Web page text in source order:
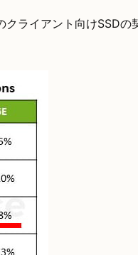
ライアント向けSSDの